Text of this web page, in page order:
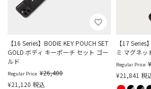
【16 Series】BODIE KEY POUCH SET
GOLD ボディ キーポーチ セット ゴー
ルド
Regular Price ¥26,400
¥21,120 税込
【17 Series
ミ マグネッ
Regular Price ¥
¥21,841 税